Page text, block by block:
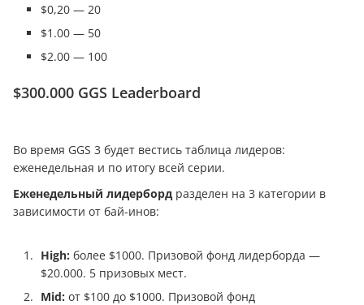
$0,20 — 20
$1.00 — 50
$2.00 — 100
$300.000 GGS Leaderboard
Во время GGS 3 будет вестись таблица лидеров:
еженедельная и по итогу всей серии.
Еженедельный лидерборд разделен на 3 категории в
зависимости от бай-инов:
High: более $1000. Призовой фонд лидерборда —
$20.000. 5 призовых мест.
Mid: от $100 до $1000. Призовой фонд